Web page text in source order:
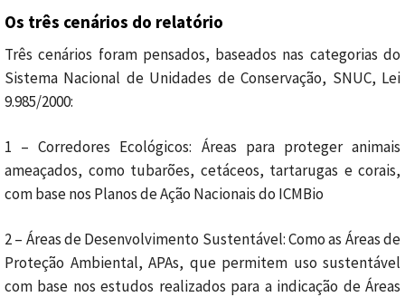
Os três cenários do relatório
Três cenários foram pensados, baseados nas categorias do
Sistema Nacional de Unidades de Conservação, SNUC, Lei
9.985/2000:
1 – Corredores Ecológicos: Áreas para proteger animais
ameaçados, como tubarões, cetáceos, tartarugas e corais,
com base nos Planos de Ação Nacionais do ICMBio
2 – Áreas de Desenvolvimento Sustentável: Como as Áreas de
Proteção Ambiental, APAs, que permitem uso sustentável
com base nos estudos realizados para a indicação de Áreas